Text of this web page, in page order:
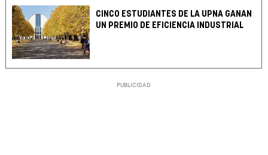
CINCO ESTUDIANTES DE LA UPNA GANAN
UN PREMIO DE EFICIENCIA INDUSTRIAL